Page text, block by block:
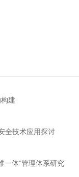
建
全技术应用探讨
一体”管理体系研究